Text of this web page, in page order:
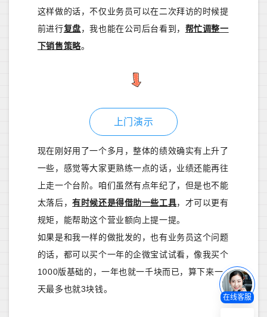
这样做的话，不仅业务员可以在二次拜访的时候提
前进行复盘，我也能在公司后台看到， 帮忙调整一
下销售策略。
上门演示
现在刚好用了一个多月，整体的绩效确实有上升了
一些，感觉等大家更熟练一点的话，业绩还能再往
上走一个台阶。咱们虽然有点年纪了，但是也不能
太落后，有时候还是得借助一些工具，才可以更有
规矩，能帮助这个营业额向上提一提。
如果是和我一样的做批发的，也有业务员这个问题
的话，都可以买个一年的企微宝试试看，像我买个
1000版基础的，一年也就一千块而已，算下来一
天最多也就3块钱。
在线客服